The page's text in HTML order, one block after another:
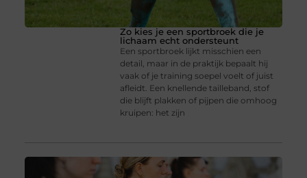
Zo kies je een sportbroek die je
lichaam echt ondersteunt
Een sportbroek lijkt misschien een
detail, maar in de praktijk bepaalt hij
vaak of je training soepel voelt of juist
afleidt. Een knellende tailleband, stof
die blijft plakken of pijpen die omhoog
kruipen: het zijn